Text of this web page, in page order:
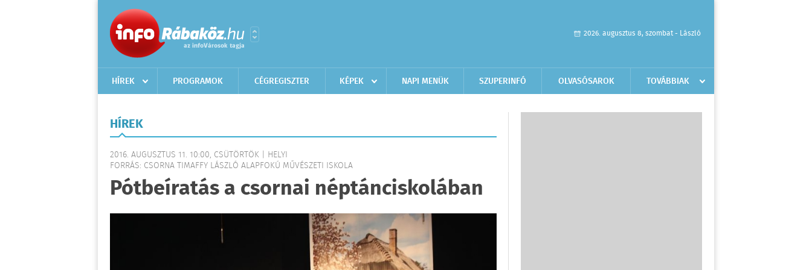
2026. augusztus 8, szombat - László
HÍREK PROGRAMOK CÉGREGISZTER KÉPEK NAPI MENÜK SZUPERINFÓ OLVASÓSAROK TOVÁBBIAK
HÍREK
2016. AUGUSZTUS 11. 10:00, CSÜTÖRTÖK | HELYI
FORRÁS: CSORNA TIMAFFY LÁSZLÓ ALAPFOKÚ MŰVÉSZETI ISKOLA
Pótbeíratás a csornai néptánciskolában